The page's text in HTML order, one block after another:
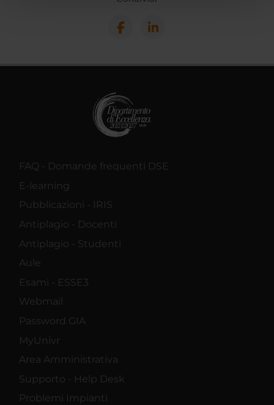
con altre informazioni che hai fornito loro o che hanno
raccolto dal tuo utilizzo dei loro servizi.
FAQ - Domande frequenti DSE
E-learning
Pubblicazioni - IRIS
Antiplagio - Docenti
Antiplagio - Studenti
Aule
Esami - ESSE3
Webmail
Password GIA
MyUnivr
Area Amministrativa
Supporto - Help Desk
Problemi Impianti